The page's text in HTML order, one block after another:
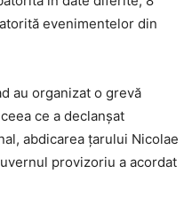
evenimentelor din
au organizat o grevă
ce a declanșat
abdicarea țarului Nicolae
provizoriu a acordat